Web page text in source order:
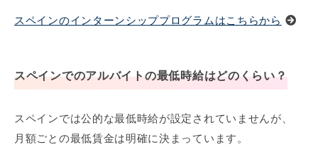
スペインのインターンシッププログラムはこちらから
スペインでのアルバイトの最低時給はどのくらい？
スペインでは公的な最低時給が設定されていませんが、
月額ごとの最低賃金は明確に決まっています。